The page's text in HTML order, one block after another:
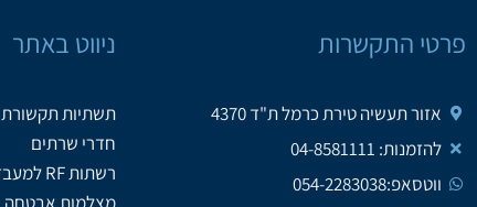
פרטי התקשרות
אזור תעשיה טירת כרמל ת"ד 4370
להזמנות: 04-8581111
ווטסאפ:054-2283038
ניווט באתר
תשתיות תקשורת
חדרי שרתים
רשתות RF למעבדות
מצלמות אבטחה